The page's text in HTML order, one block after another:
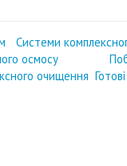
Системи
осмосу
очищення